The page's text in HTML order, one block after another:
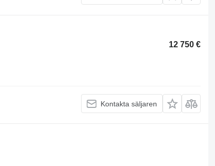
12 750 €
Kontakta säljaren